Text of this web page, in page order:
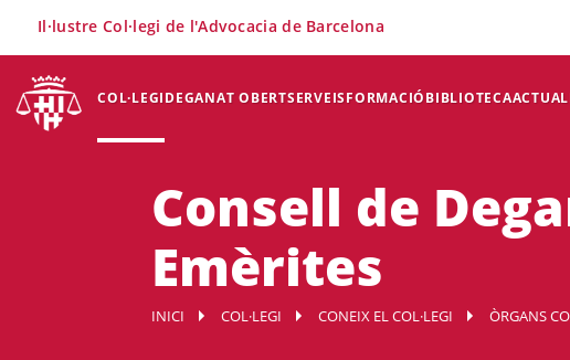
COL·LEGIDEGANAT OBERTSERVEISFORMACIÓBIBLIOTECA
Il·lustre Col·legi de l'Advocacia de Barcelona
Consell de
Emèrites
INICI COL·LEGI CONEIX EL COL·LEGI ÒRGANS